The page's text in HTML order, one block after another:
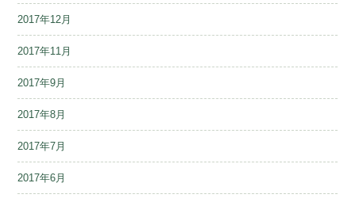
2017年12月
2017年11月
2017年9月
2017年8月
2017年7月
2017年6月